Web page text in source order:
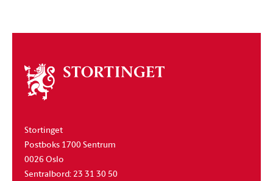
Om
stortinget
Stortinget
Postboks 1700 Sentrum
0026 Oslo
Sentralbord: 23 31 30 50